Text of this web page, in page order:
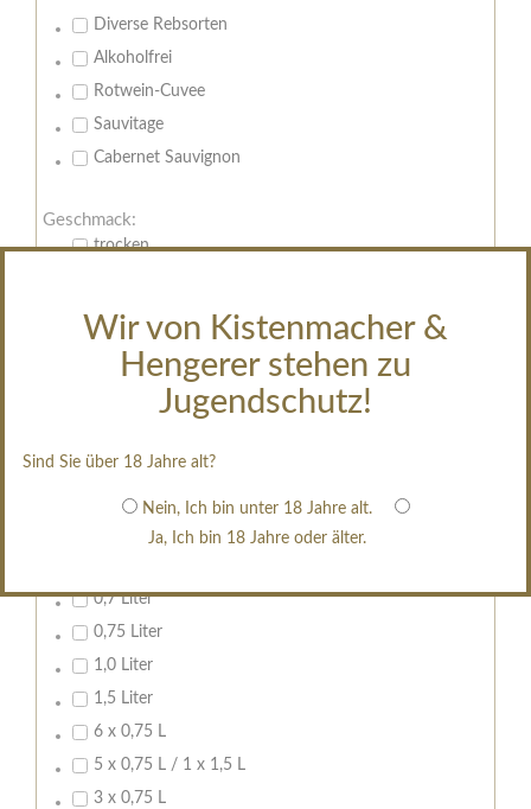
Wir von Kistenmacher &
Hengerer stehen zu
Jugendschutz!
Sind Sie über 18 Jahre alt?
Nein, Ich bin unter 18 Jahre alt.
Ja, Ich bin 18 Jahre oder älter.
Diverse Rebsorten
Alkoholfrei
Rotwein-Cuvee
Sauvitage
Cabernet Sauvignon
Geschmack:
trocken
halbtrocken
edelsüß
erfrischend, nicht zu süß
0,7 Liter
0,75 Liter
1,0 Liter
1,5 Liter
6 x 0,75 L
5 x 0,75 L / 1 x 1,5 L
3 x 0,75 L